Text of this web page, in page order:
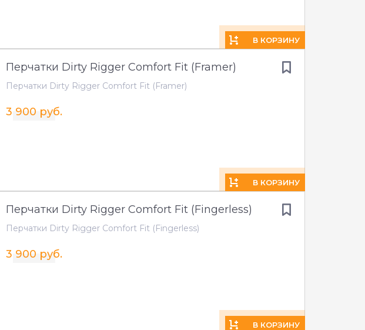
В КОРЗИНУ
Перчатки Dirty Rigger Comfort Fit (Framer)
Перчатки Dirty Rigger Comfort Fit (Framer)
3 900 руб.
В КОРЗИНУ
Перчатки Dirty Rigger Comfort Fit (Fingerless)
Перчатки Dirty Rigger Comfort Fit (Fingerless)
3 900 руб.
В КОРЗИНУ